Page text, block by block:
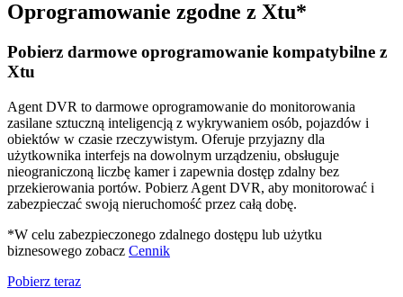
Oprogramowanie zgodne z Xtu*
Pobierz darmowe oprogramowanie kompatybilne z
Xtu
Agent DVR to darmowe oprogramowanie do monitorowania
zasilane sztuczną inteligencją z wykrywaniem osób, pojazdów i
obiektów w czasie rzeczywistym. Oferuje przyjazny dla
użytkownika interfejs na dowolnym urządzeniu, obsługuje
nieograniczoną liczbę kamer i zapewnia dostęp zdalny bez
przekierowania portów. Pobierz Agent DVR, aby monitorować i
zabezpieczać swoją nieruchomość przez całą dobę.
*W celu zabezpieczonego zdalnego dostępu lub użytku
biznesowego zobacz Cennik
Pobierz teraz